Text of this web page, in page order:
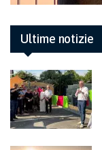
Ultime notizie